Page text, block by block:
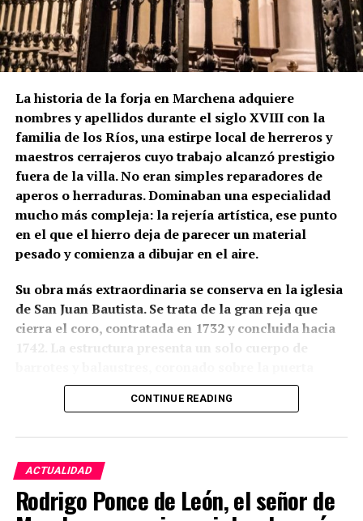
La historia de la forja en Marchena adquiere
nombres y apellidos durante el siglo XVIII con la
familia de los Ríos, una estirpe local de herreros y
maestros cerrajeros cuyo trabajo alcanzó prestigio
fuera de la villa. No eran simples reparadores de
aperos o herraduras. Dominaban una especialidad
mucho más compleja: la rejería artística, ese punto
en el que el hierro deja de parecer un material
pesado y comienza a dibujar en el aire.
Su obra más extraordinaria se conserva en la iglesia
de San Juan Bautista. Se trata de la gran reja que
cierra el coro, contratada en 1732 y concluida hacia
1742. La estructura presenta un solo cuerpo de
central por un gran remate ornamental. En lo alto
aparece una corona real flanqueada por ángeles con
guirnaldas a otros ángeles que parecen tocar sus
trompetas sobre el hierro. Algunas partes fueron
doradas y policromadas, de modo que la reja no
CONTINUE READING
ACTUALIDAD
Rodrigo Ponce de León, el señor de